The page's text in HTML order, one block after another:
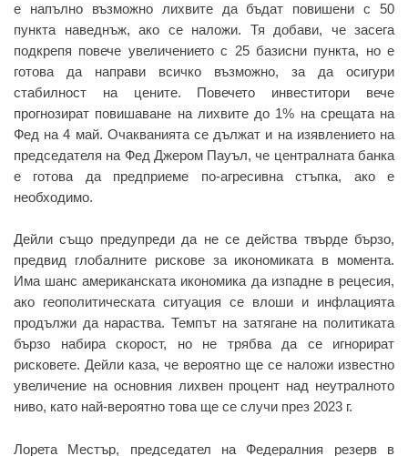
е напълно възможно лихвите да бъдат повишени с 50
пункта наведнъж, ако се наложи. Тя добави, че засега
подкрепя повече увеличението с 25 базисни пункта, но е
готова да направи всичко възможно, за да осигури
стабилност на цените. Повечето инвеститори вече
прогнозират повишаване на лихвите до 1% на срещата на
Фед на 4 май. Очакванията се дължат и на изявлението на
председателя на Фед Джером Пауъл, че централната банка
е готова да предприеме по-агресивна стъпка, ако е
необходимо.
Дейли също предупреди да не се действа твърде бързо,
предвид глобалните рискове за икономиката в момента.
Има шанс американската икономика да изпадне в рецесия,
ако геополитическата ситуация се влоши и инфлацията
продължи да нараства. Темпът на затягане на политиката
бързо набира скорост, но не трябва да се игнорират
рисковете. Дейли каза, че вероятно ще се наложи известно
увеличение на основния лихвен процент над неутралното
ниво, като най-вероятно това ще се случи през 2023 г.
Лорета Местър, председател на Федералния резерв в